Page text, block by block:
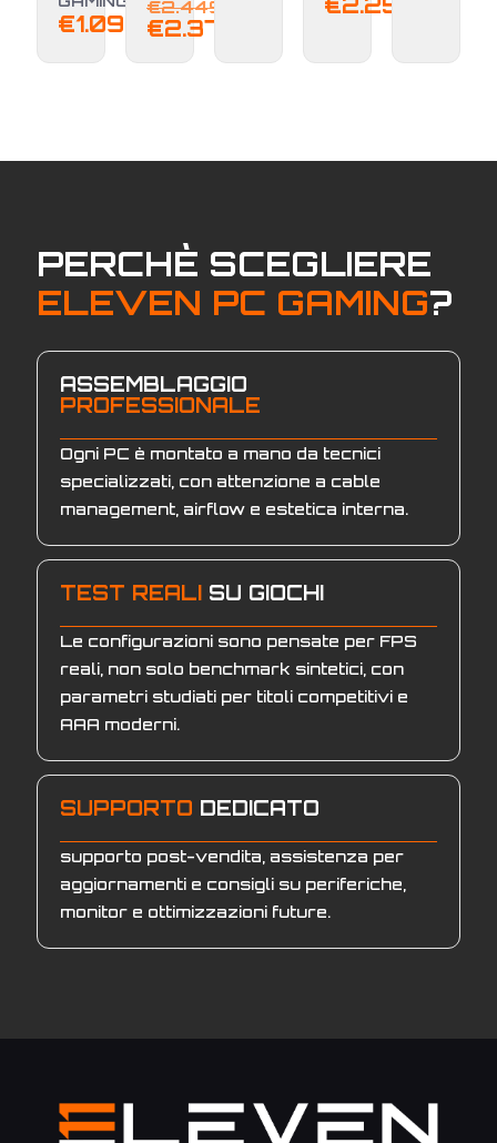
€1.099,00
€2.449,00
era:
€2.379,00
attuale
PERCHÈ SCEGLIERE
ELEVEN PC GAMING?
ASSEMBLAGGIO
PROFESSIONALE
Ogni PC è montato a mano da tecnici
specializzati, con attenzione a cable
management, airflow e estetica interna.
TEST REALI SU GIOCHI
Le configurazioni sono pensate per FPS
reali, non solo benchmark sintetici, con
parametri studiati per titoli competitivi e
AAA moderni.
SUPPORTO DEDICATO
supporto post-vendita, assistenza per
aggiornamenti e consigli su periferiche,
monitor e ottimizzazioni future.